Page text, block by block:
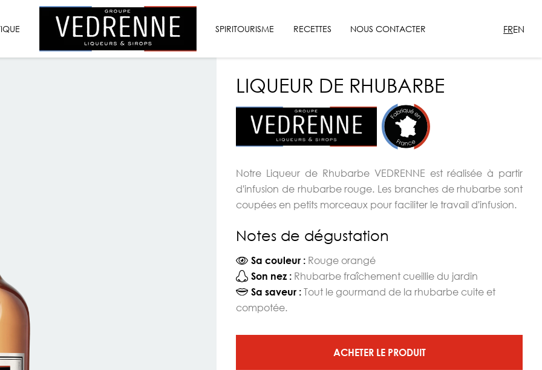
LIQUEURS
SIROPS
SPIRITOURISME RECETTES NOUS CONTACTER FREN
LIQUEUR DE RHUBARBE
Notre Liqueur de Rhubarbe VEDRENNE est réalisée à partir
d'infusion de rhubarbe rouge. Les branches de rhubarbe sont
coupées en petits morceaux pour faciliter le travail d'infusion.
Notes de dégustation
Sa couleur : Rouge orangé
Son nez : Rhubarbe fraîchement cueillie du jardin
Sa saveur : Tout le gourmand de la rhubarbe cuite et
compotée.
ACHETER LE PRODUIT